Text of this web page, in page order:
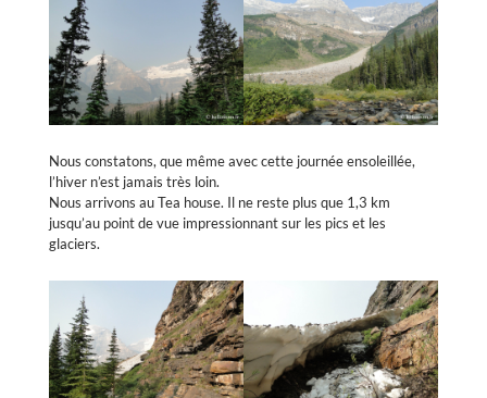
Nous constatons, que même avec cette journée ensoleillée,
l’hiver n’est jamais très loin.
Nous arrivons au Tea house. Il ne reste plus que 1,3 km
jusqu’au point de vue impressionnant sur les pics et les
glaciers.